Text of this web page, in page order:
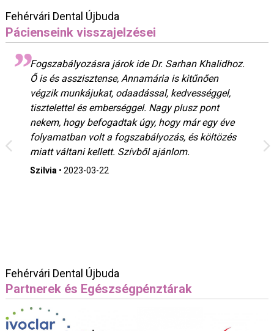
Fehérvári Dental Újbuda
Pácienseink visszajelzései
Fogszabályozásra járok ide Dr. Sarhan Khalidhoz.
Ő is és asszisztense, Annamária is kitűnően
végzik munkájukat, odaadással, kedvességgel,
tisztelettel és emberséggel. Nagy plusz pont
nekem, hogy befogadtak úgy, hogy már egy éve
folyamatban volt a fogszabályozás, és költözés
miatt váltani kellett. Szívből ajánlom.
Szilvia • 2023-03-22
Fehérvári Dental Újbuda
Partnerek és Egészségpénztárak